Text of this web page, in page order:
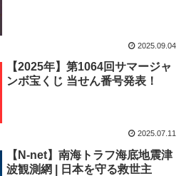
2025.09.04
【2025年】第1064回サマージャ
ンボ宝くじ 当せん番号発表！
2025.07.11
【N-net】南海トラフ海底地震津
波観測網 | 日本を守る救世主